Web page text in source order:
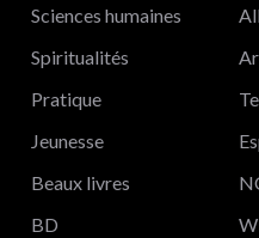
Sciences humaines
Spiritualités
Pratique
Jeunesse
Beaux livres
BD